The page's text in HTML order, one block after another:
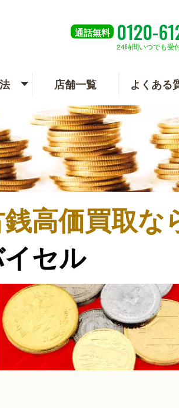
通話無料 0120-
24時間いつでも受
店舗一覧 よくある
高価買取な
セル